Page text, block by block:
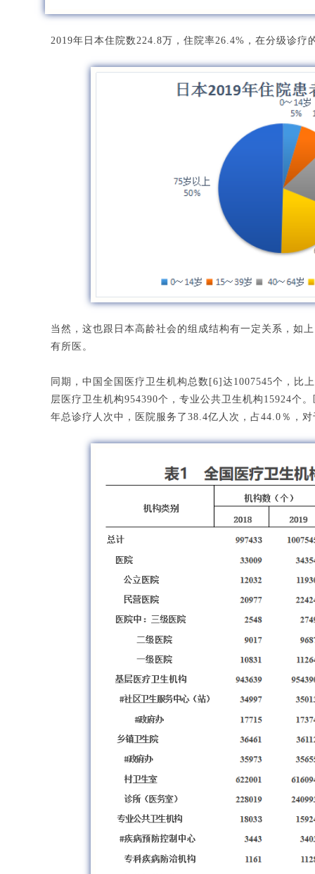
2019年日本住院数224.8万，住院率26.4%，在分级诊
当然，这也跟日本高龄社会的组成结构有一定关系，如
有所医。
同期，中国全国医疗卫生机构总数[6]达1007545个，比
层医疗卫生机构954390个，专业公共卫生机构15924个
年总诊疗人次中，医院服务了38.4亿人次，占44.0％，